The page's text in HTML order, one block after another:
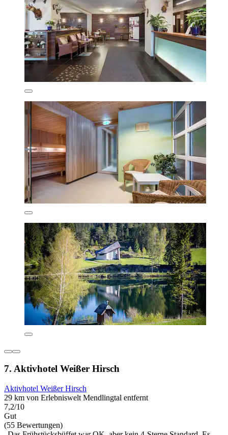
7. Aktivhotel Weißer Hirsch
Aktivhotel Weißer Hirsch
29 km von Erlebniswelt Mendlingtal entfernt
7,2/10
Gut
(55 Bewertungen)